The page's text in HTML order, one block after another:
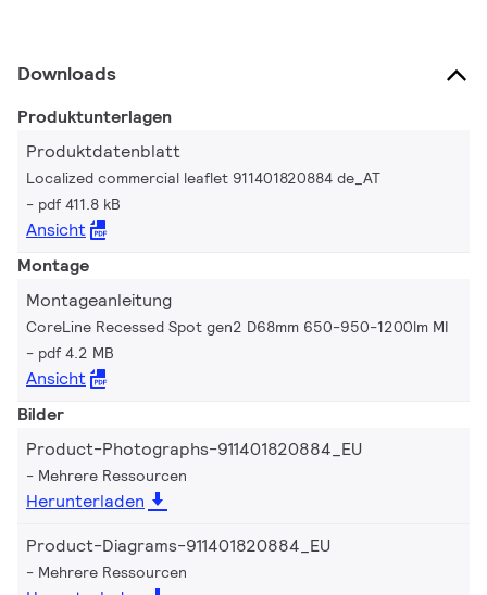
Downloads
Produktunterlagen
Produktdatenblatt
Localized commercial leaflet 911401820884 de_AT
pdf 411.8 kB
Ansicht
Montage
Montageanleitung
CoreLine Recessed Spot gen2 D68mm 650-950-1200lm MI
pdf 4.2 MB
Ansicht
Bilder
Product-Photographs-911401820884_EU
Mehrere Ressourcen
Herunterladen
Product-Diagrams-911401820884_EU
Mehrere Ressourcen